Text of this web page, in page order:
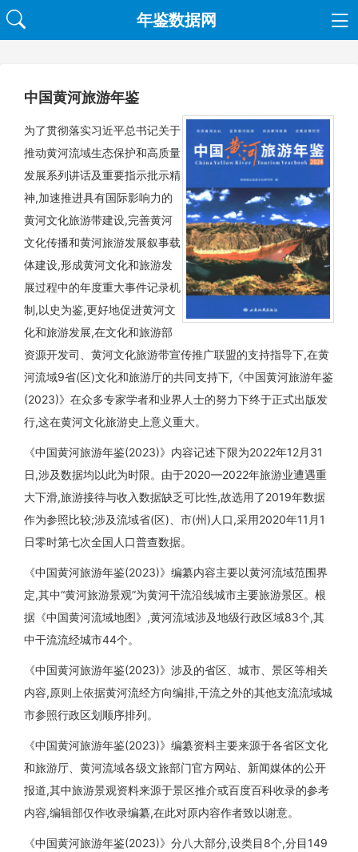
年鉴数据网
中国黄河旅游年鉴
为了贯彻落实习近平总书记关于
推动黄河流域生态保护和高质量
发展系列讲话及重要指示批示精
神,加速推进具有国际影响力的
黄河文化旅游带建设,完善黄河
文化传播和黄河旅游发展叙事载
体建设,形成黄河文化和旅游发
展过程中的年度重大事件记录机
制,以史为鉴,更好地促进黄河文
化和旅游发展,在文化和旅游部
资源开发司、黄河文化旅游带宣传推广联盟的支持指导下,在黄
河流域9省(区)文化和旅游厅的共同支持下,《中国黄河旅游年鉴
(2023)》在众多专家学者和业界人士的努力下终于正式出版发
行,这在黄河文化旅游史上意义重大。
《中国黄河旅游年鉴(2023)》内容记述下限为2022年12月31
日,涉及数据均以此为时限。由于2020—2022年旅游业遭遇重
大下滑,旅游接待与收入数据缺乏可比性,故选用了2019年数据
作为参照比较;涉及流域省(区)、市(州)人口,采用2020年11月1
日零时第七次全国人口普查数据。
《中国黄河旅游年鉴(2023)》编纂内容主要以黄河流域范围界
定,其中“黄河旅游景观”为黄河干流沿线城市主要旅游景区。根
据《中国黄河流域地图》,黄河流域涉及地级行政区域83个,其
中干流流经城市44个。
《中国黄河旅游年鉴(2023)》涉及的省区、城市、景区等相关
内容,原则上依据黄河流经方向编排,干流之外的其他支流流域城
市参照行政区划顺序排列。
《中国黄河旅游年鉴(2023)》编纂资料主要来源于各省区文化
和旅游厅、黄河流域各级文旅部门官方网站、新闻媒体的公开
报道,其中旅游景观资料来源于景区推介或百度百科收录的参考
内容,编辑部仅作收录编纂,在此对原内容作者致以谢意。
《中国黄河旅游年鉴(2023)》分八大部分,设类目8个,分目149